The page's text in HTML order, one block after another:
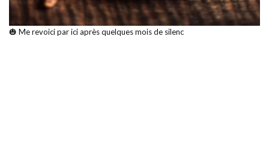
🎃 Me revoici par ici après quelques mois de silenc